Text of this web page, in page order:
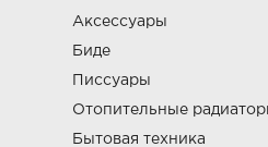
Аксессуары
Биде
Писсуары
Отопительные
Бытовая техника